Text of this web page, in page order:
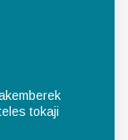
tokaji